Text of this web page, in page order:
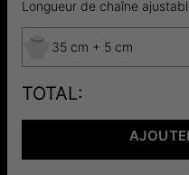
Longueur de chaîne
35 cm + 5 cm
TOTAL: